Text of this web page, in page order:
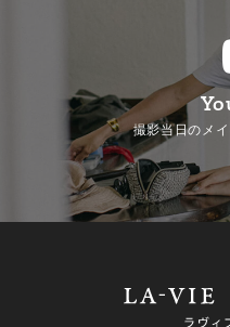
撮影当日のメ